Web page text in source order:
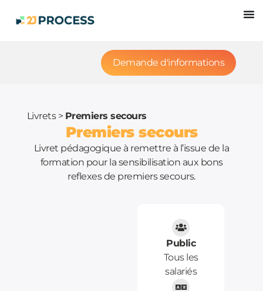
Demande d'informations
Livrets> Premiers secours
Premiers secours
Livret pédagogique à remettre à l’issue de la
formation pour la sensibilisation aux bons
reflexes de premiers secours.
Public
Tous les
salariés